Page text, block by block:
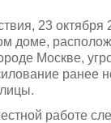
23 октября
доме,
Москве,
ранее
работе